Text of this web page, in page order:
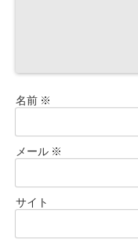
名前 ※
メール ※
サイト